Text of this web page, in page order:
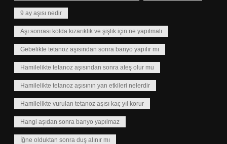
9 ay aşısı nedir
Aşı sonrası kolda kızarıklık ve şişlik için ne yapılmalı
Gebelikte tetanoz aşısından sonra banyo yapılır mı
Hamilelikte tetanoz aşısından sonra ateş olur mu
Hamilelikte tetanoz aşısının yan etkileri nelerdir
Hamilelikte vurulan tetanoz aşısı kaç yıl korur
Hangi aşıdan sonra banyo yapılmaz
İğne olduktan sonra duş alınır mı